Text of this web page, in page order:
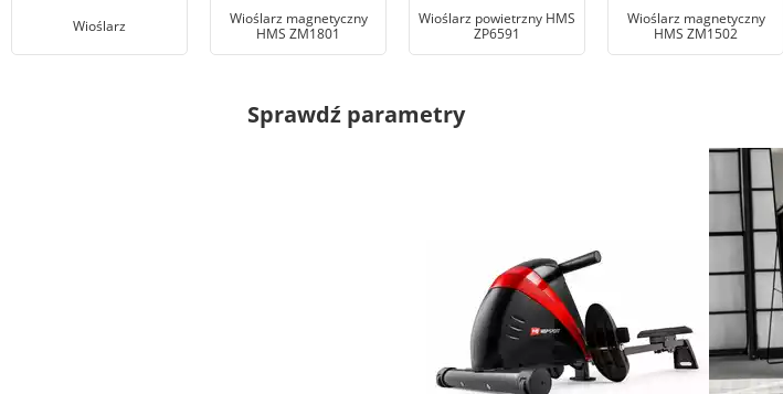
Wioślarz
Wioślarz magnetyczny
HMS ZM1801
Wioślarz powietrzny HMS
ZP6591
Wioślarz magnetyczny
HMS ZM1502
Sprawdź parametry